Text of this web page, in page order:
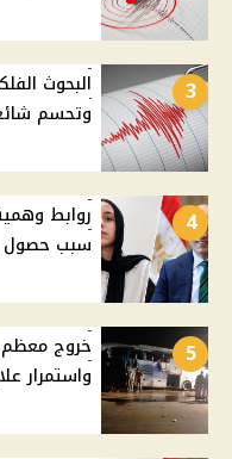
3
البحوث
وتحسم
4
روابط
سبب حصول ريم محمد
5
خروج
واستمرار